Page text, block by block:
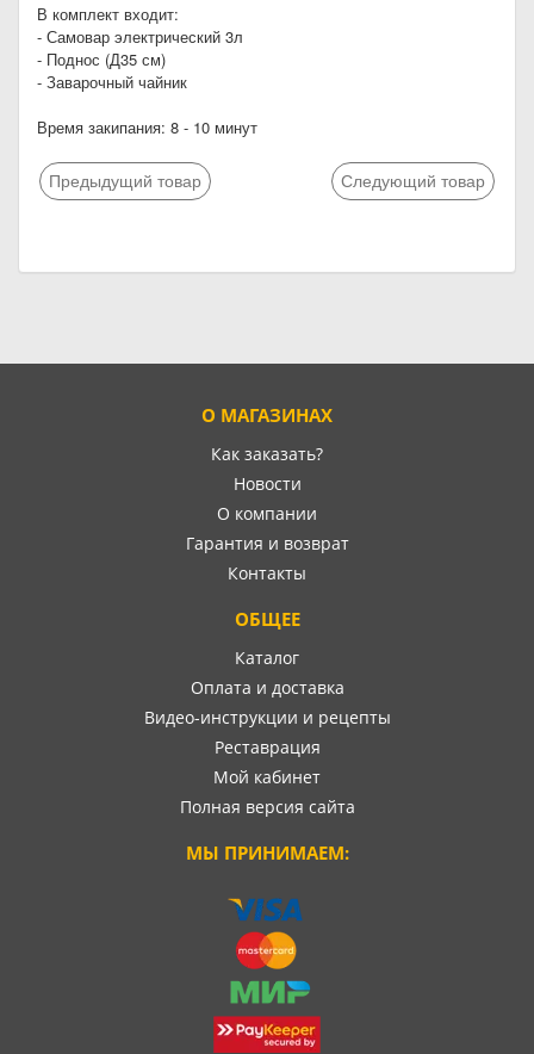
В комплект входит:
- Самовар электрический 3л
- Поднос (Д35 см)
- Заварочный чайник
Время закипания: 8 - 10 минут
Предыдущий товар Следующий товар
О МАГАЗИНАХ
Как заказать?
Новости
О компании
Гарантия и возврат
Контакты
ОБЩЕЕ
Каталог
Оплата и доставка
Видео-инструкции и рецепты
Реставрация
Мой кабинет
Полная версия сайта
МЫ ПРИНИМАЕМ: